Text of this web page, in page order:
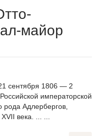
майор
сентября 1806 — 2
Российской императорской
рода Адлербергов,
века. ... ...